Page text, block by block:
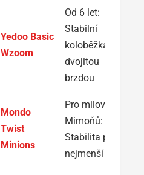
Yedoo Basic
Wzoom
Od 6 let:
Stabilní
koloběžka s
dvojitou
brzdou
Mondo
Twist
Minions
Pro milovníky
Mimoňů:
Stabilita pro
nejmenší